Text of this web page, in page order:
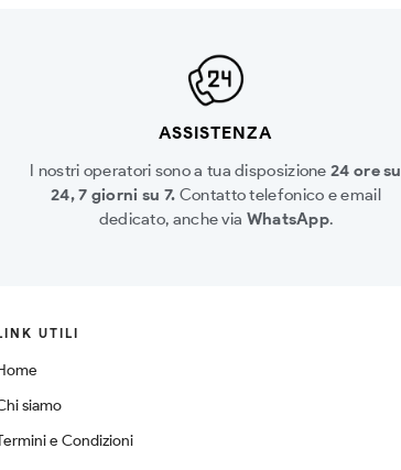
ASSISTENZA
I nostri operatori sono a tua disposizione24 ore su
24, 7 giorni su 7. Contatto telefonico e email
dedicato, anche via WhatsApp.
UTILI
siamo
e Condizioni